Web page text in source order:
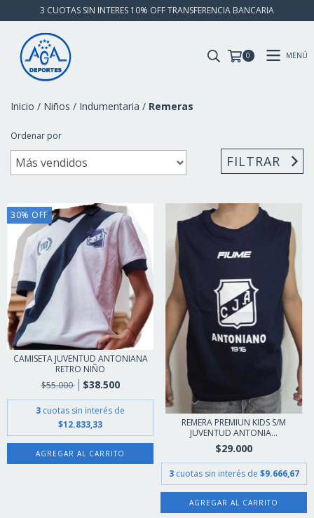
3 CUOTAS SIN INTERES 10% OFF TRANSFERENCIA BANCARIA
0 MENÚ
Inicio / Niños / Indumentaria / Remeras
Ordenar por
FILTRAR
30% OFF
CAMISETA JUVENTUD ANTONIANA
RETRO NIÑO
$55.000
$38.500
3 cuotas sin interés de
$12.833,33
AGREGAR AL CARRITO
REMERA PREMIUN KIDS S/M
JUVENTUD ANTONIA...
$29.000
3 cuotas sin interés de $9.666,67
AGREGAR AL CARRITO